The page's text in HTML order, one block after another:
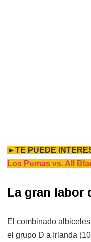
►TE PUEDE
Los Pumas vs. All
La gran labor
El combinado
el grupo D a Irlanda